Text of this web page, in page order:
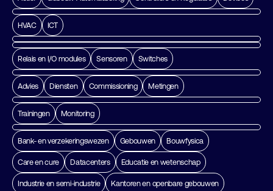
HVAC ICT
Relais en I/O modules Sensoren Switches
Advies Diensten Commissioning Metingen
Trainingen Monitoring
Bank- en verzekeringswezen Gebouwen Bouwfysica
Care en cure Datacenters Educatie en wetenschap
Industrie en semi-industrie Kantoren en openbare gebouwen